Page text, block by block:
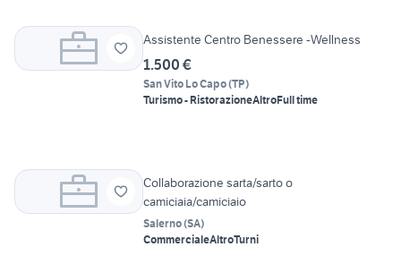
Assistente Centro Benessere -Wellness
1.500 €
San Vito Lo Capo(TP)
Turismo - RistorazioneAltroFull time
Collaborazione sarta/sarto o
camiciaia/camiciaio
Salerno(SA)
CommercialeAltroTurni